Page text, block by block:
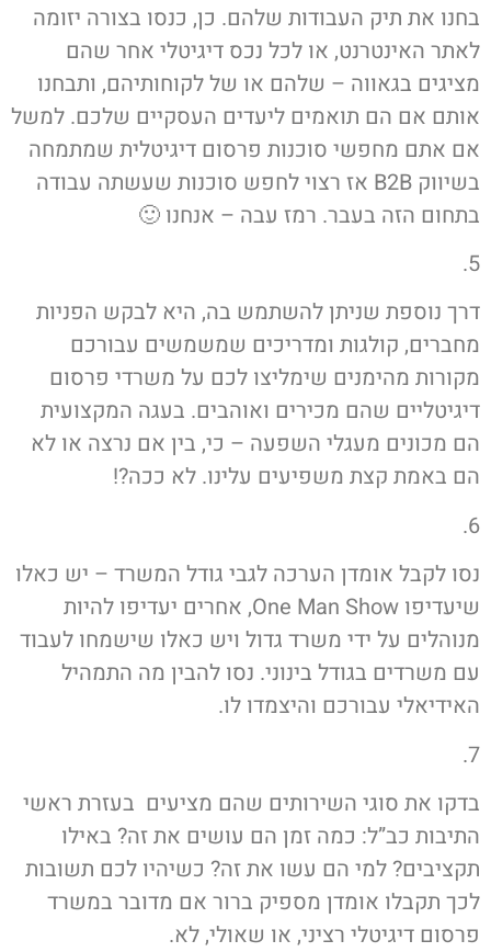
בחנו את תיק העבודות שלהם. כן, כנסו בצורה יזומה
לאתר האינטרנט, או לכל נכס דיגיטלי אחר שהם
מציגים בגאווה – שלהם או של לקוחותיהם, ותבחנו
אותם אם הם תואמים ליעדים העסקיים שלכם. למשל
אם אתם מחפשי סוכנות פרסום דיגיטלית שמתמחה
בשיווק B2B אז רצוי לחפש סוכנות שעשתה עבודה
בתחום הזה בעבר. רמז עבה – אנחנו 🙂
5.
דרך נוספת שניתן להשתמש בה, היא לבקש הפניות
מחברים, קולגות ומדריכים שמשמשים עבורכם
מקורות מהימנים שימליצו לכם על משרדי פרסום
דיגיטליים שהם מכירים ואוהבים. בעגה המקצועית
הם מכונים מעגלי השפעה – כי, בין אם נרצה או לא
הם באמת קצת משפיעים עלינו. לא ככה?!
6.
נסו לקבל אומדן הערכה לגבי גודל המשרד – יש כאלו
שיעדיפו One Man Show, אחרים יעדיפו להיות
מנוהלים על ידי משרד גדול ויש כאלו שישמחו לעבוד
עם משרדים בגודל בינוני. נסו להבין מה התמהיל
האידיאלי עבורכם והיצמדו לו.
7.
בדקו את סוגי השירותים שהם מציעים בעזרת ראשי
התיבות כב”ל: כמה זמן הם עושים את זה? באילו
תקציבים? למי הם עשו את זה? כשיהיו לכם תשובות
לכך תקבלו אומדן מספיק ברור אם מדובר במשרד
פרסום דיגיטלי רציני, או שאולי, לא.